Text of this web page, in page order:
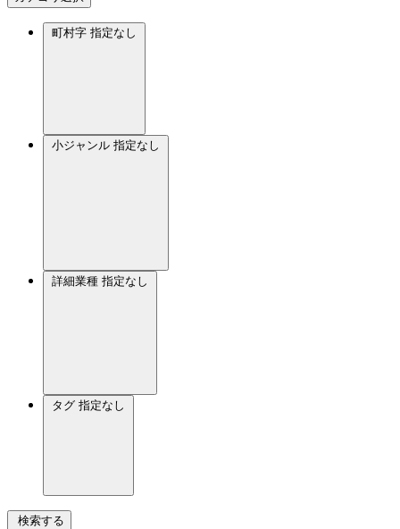
町村字 指定なし
小ジャンル 指定なし
詳細業種 指定なし
タグ 指定なし
検索する